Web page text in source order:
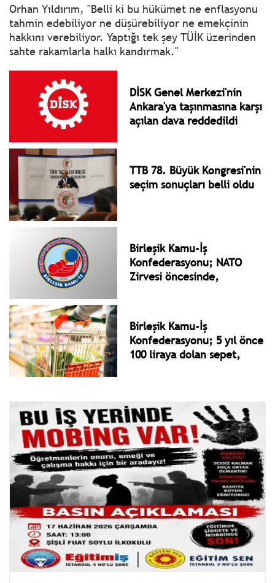
Orhan Yıldırım, "Belli ki bu hükümet ne enflasyonu
tahmin edebiliyor ne düşürebiliyor ne emekçinin
hakkını verebiliyor. Yaptığı tek şey TÜİK üzerinden
sahte rakamlarla halkı kandırmak."
DİSK Genel Merkezi'nin
Ankara'ya taşınmasına karşı
açılan dava reddedildi
TTB 78. Büyük Kongresi'nin
seçim sonuçları belli oldu
Birleşik Kamu-İş
Konfederasyonu; NATO
Zirvesi öncesinde,
Birleşik Kamu-İş
Konfederasyonu; 5 yıl önce
100 liraya dolan sepet,